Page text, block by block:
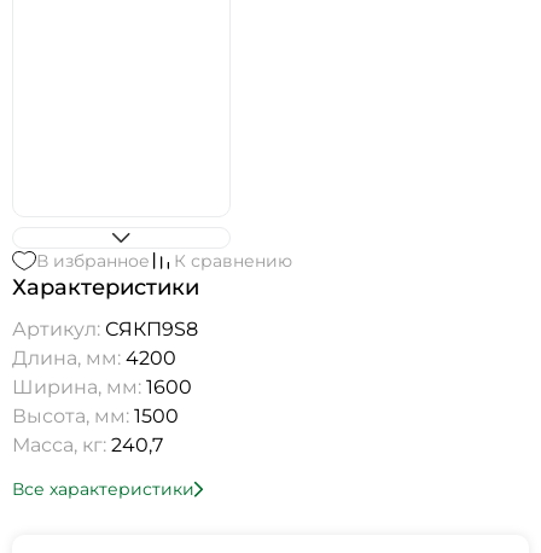
В избранное К сравнению
Характеристики
Артикул: СЯКП9S8
Длина, мм: 4200
Ширина, мм: 1600
Высота, мм: 1500
Масса, кг: 240,7
Все характеристики